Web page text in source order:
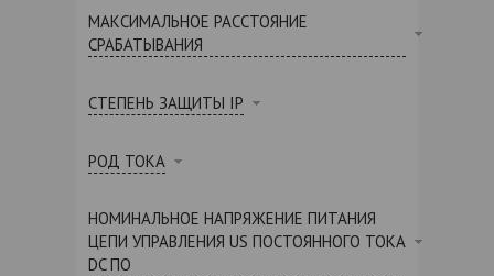
МАКСИМАЛЬНОЕ РАССТОЯНИЕ
СРАБАТЫВАНИЯ
СТЕПЕНЬ ЗАЩИТЫ IP
РОД ТОКА
НОМИНАЛЬНОЕ НАПРЯЖЕНИЕ ПИТАНИЯ
ЦЕПИ УПРАВЛЕНИЯ US ПОСТОЯННОГО ТОКА
DC ПО